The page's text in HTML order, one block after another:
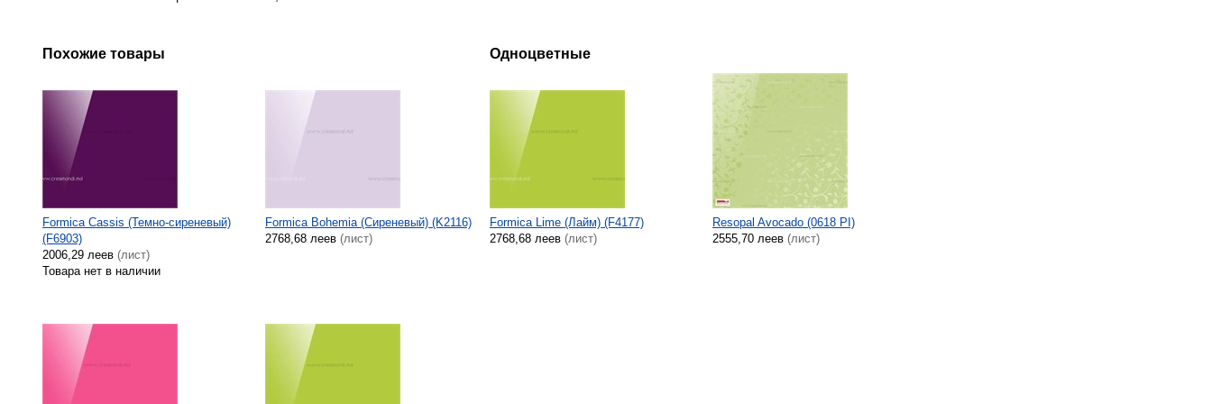
Похожие товары
Formica Cassis (Темно-сиреневый)
(F6903)
2006,29 леев (лист)
Товара нет в наличии
Formica Bohemia (Сиреневый) (K2116)
2768,68 леев (лист)
Одноцветные
Formica Lime (Лайм) (F4177)
2768,68 леев (лист)
Resopal Avocado (0618 PI)
2555,70 леев (лист)